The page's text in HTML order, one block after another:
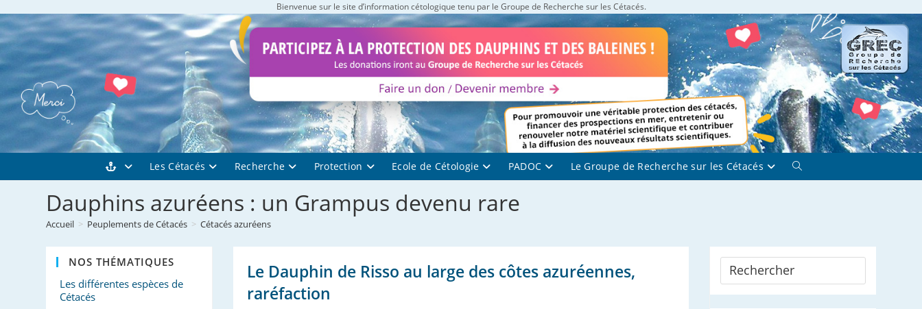
to
content
Bienvenue sur le site d’information cétologique tenu par le Groupe de Recherche sur les Cétacés.
Les Cétacés Recherche Protection Ecole de Cétologie PADOC Le Groupe de Recherche sur les Cétacés Toggle
Dauphins azuréens : un Grampus devenu rare
Accueil > Peuplements de Cétacés > Cétacés azuréens
Le Dauphin de Risso au large des côtes azuréennes,
raréfaction
NOS THÉMATIQUES
Les différentes espèces de
Cétacés